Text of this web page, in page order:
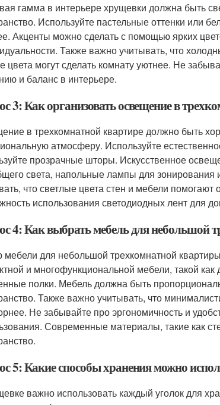
гамма в интерьере хрущевки должна быть
Используйте пастельные оттенки или
Акценты можно сделать с помощью ярких
Также важно учитывать, что
цвета могут сделать комнату уютнее. Не
и баланс в интерьере.
3: Как организовать освещение в
в трехкомнатной квартире должно быть
атмосферу. Используйте
прозрачные шторы. Искусственное
света, напольные лампы для зонирования
что светлые цвета стен и мебели
использования светодиодных лент для
4: Как выбрать мебель для небольшой
для небольшой трехкомнатной
и многофункциональной мебели, такой
полки. Мебель должна быть
Также важно учитывать, что
Не забывайте про эргономичность и
Современные материалы, такие как
5: Какие способы хранения можно
важно использовать каждый уголок для